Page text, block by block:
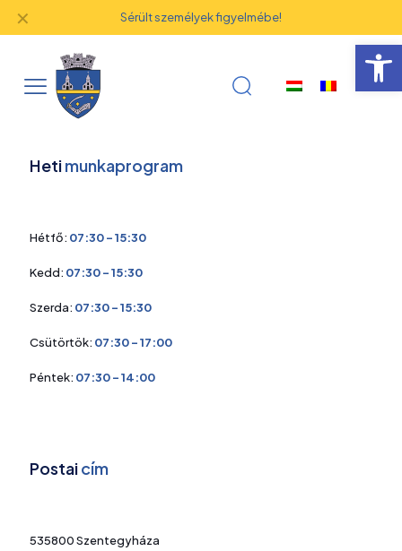
Sérült személyek figyelmébe!
✕
Hetimunkaprogram
Hétfő: 07:30 - 15:30
Kedd: 07:30 - 15:30
Szerda: 07:30 - 15:30
Csütörtök: 07:30 - 17:00
Péntek: 07:30 - 14:00
Postaicím
535800 Szentegyháza